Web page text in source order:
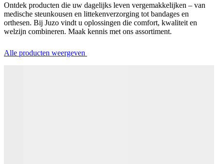
Ontdek producten die uw dagelijks leven vergemakkelijken – van
medische steunkousen en littekenverzorging tot bandages en
orthesen. Bij Juzo vindt u oplossingen die comfort, kwaliteit en
welzijn combineren. Maak kennis met ons assortiment.
Alle producten weergeven